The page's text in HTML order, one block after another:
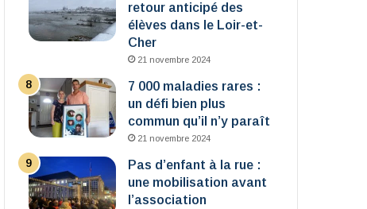
retour anticipé des
élèves dans le Loir-et-
Cher
21 novembre 2024
7 000 maladies rares :
un défi bien plus
commun qu’il n’y paraît
21 novembre 2024
Pas d’enfant à la rue :
une mobilisation avant
l’association